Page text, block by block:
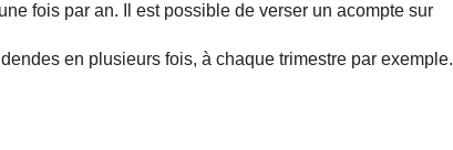
fois par an. Il est possible de verser un acompte sur
en plusieurs fois, à chaque trimestre par exemple.